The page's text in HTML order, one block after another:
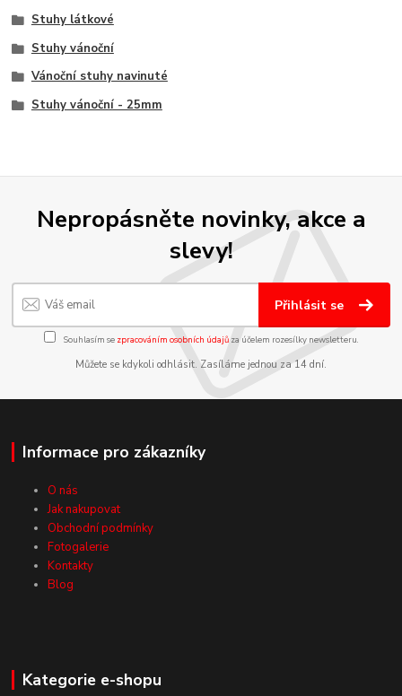
Stuhy látkové
Stuhy vánoční
Vánoční stuhy navinuté
Stuhy vánoční - 25mm
Nepropásněte novinky, akce a
slevy!
Přihlásit se
Souhlasím se zpracováním osobních údajůza účelem rozesílky newsletteru.
Můžete se kdykoli odhlásit. Zasíláme jednou za 14 dní.
Informace pro zákazníky
O nás
Jak nakupovat
Obchodní podmínky
Fotogalerie
Kontakty
Blog
Kategorie e-shopu